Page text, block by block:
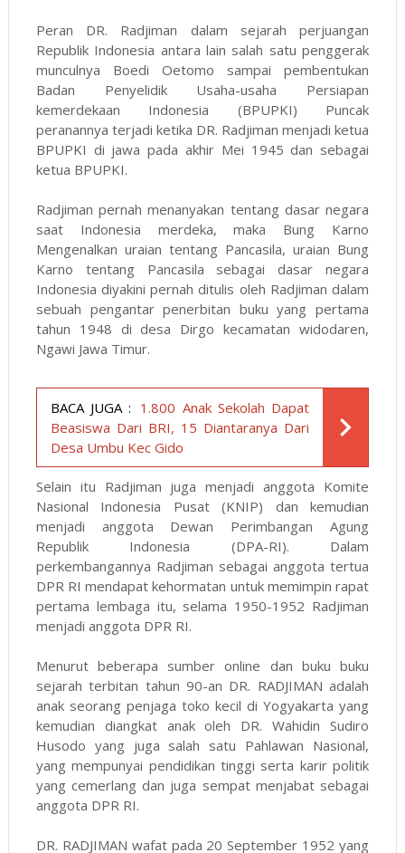
Peran DR. Radjiman dalam sejarah perjuangan
Republik Indonesia antara lain salah satu penggerak
munculnya Boedi Oetomo sampai pembentukan
Badan Penyelidik Usaha-usaha Persiapan
kemerdekaan Indonesia (BPUPKI) Puncak
peranannya terjadi ketika DR. Radjiman menjadi ketua
BPUPKI di jawa pada akhir Mei 1945 dan sebagai
ketua BPUPKI.
Radjiman pernah menanyakan tentang dasar negara
saat Indonesia merdeka, maka Bung Karno
Mengenalkan uraian tentang Pancasila, uraian Bung
Karno tentang Pancasila sebagai dasar negara
Indonesia diyakini pernah ditulis oleh Radjiman dalam
sebuah pengantar penerbitan buku yang pertama
tahun 1948 di desa Dirgo kecamatan widodaren,
Ngawi Jawa Timur.
BACA JUGA : 1.800 Anak Sekolah Dapat
Beasiswa Dari BRI, 15 Diantaranya Dari
Desa Umbu Kec Gido
Selain itu Radjiman juga menjadi anggota Komite
Nasional Indonesia Pusat (KNIP) dan kemudian
menjadi anggota Dewan Perimbangan Agung
Republik Indonesia (DPA-RI). Dalam
perkembangannya Radjiman sebagai anggota tertua
DPR RI mendapat kehormatan untuk memimpin rapat
pertama lembaga itu, selama 1950-1952 Radjiman
menjadi anggota DPR RI.
Menurut beberapa sumber online dan buku buku
sejarah terbitan tahun 90-an DR. RADJIMAN adalah
anak seorang penjaga toko kecil di Yogyakarta yang
kemudian diangkat anak oleh DR. Wahidin Sudiro
Husodo yang juga salah satu Pahlawan Nasional,
yang mempunyai pendidikan tinggi serta karir politik
yang cemerlang dan juga sempat menjabat sebagai
anggota DPR RI.
DR. RADJIMAN wafat pada 20 September 1952 yang